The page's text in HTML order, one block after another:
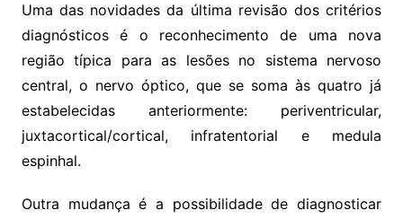
Uma das novidades da última revisão dos critérios
diagnósticos é o reconhecimento de uma nova
região típica para as lesões no sistema nervoso
central, o nervo óptico, que se soma às quatro já
estabelecidas anteriormente: periventricular,
juxtacortical/cortical, infratentorial e medula
espinhal.
Outra mudança é a possibilidade de diagnosticar